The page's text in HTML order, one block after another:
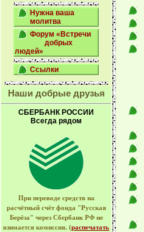
Нужна ваша
молитва
Форум «Встречи
добрых
людей»
Ссылки
Наши добрые друзья
СБЕРБАНК РОССИИ
Всегда рядом
При переводе средств на
расчётный счёт фонда "Русская
Берёза" через Сбербанк РФ не
взимается комиссия. (распечатать